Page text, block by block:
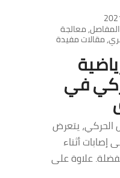
,معالجة
,مقالات مفيدة
في
الحركي، يتعرض
إصابات أثناء
علاوة على